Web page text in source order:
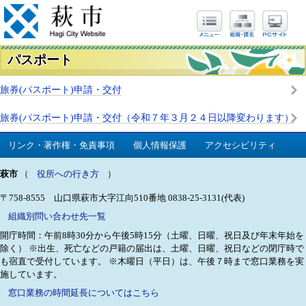
パスポート
旅券(パスポート)申請・交付
旅券(パスポート)申請・交付（令和７年３月２４日以降変わります）
リンク・著作権・免責事項 個人情報保護 アクセシビリティ
萩市 （ 役所への行き方 ）
〒758-8555 山口県萩市大字江向510番地 0838-25-3131(代表)
組織別問い合わせ先一覧
開庁時間：午前8時30分から午後5時15分（土曜、日曜、祝日及び年末年始を
除く）
※出生、死亡などの戸籍の届出は、土曜、日曜、祝日などの閉庁時で
も宿直で受付しています。
※木曜日（平日）は、午後７時まで窓口業務を実
施しています。
窓口業務の時間延長についてはこちら